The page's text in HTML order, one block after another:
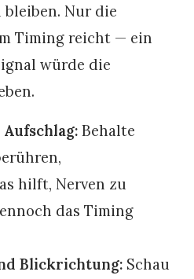
Nur die
Timing reicht — ein
würde die
Behalte
hilft, Nerven zu
das Timing
Blickrichtung: Schau